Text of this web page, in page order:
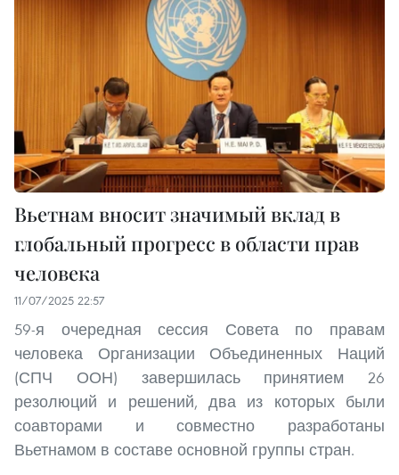
Вьетнам вносит значимый вклад в
глобальный прогресс в области прав
человека
11/07/2025 22:57
59-я очередная сессия Совета по правам
человека Организации Объединенных Наций
(СПЧ ООН) завершилась принятием 26
резолюций и решений, два из которых были
соавторами и совместно разработаны
Вьетнамом в составе основной группы стран.